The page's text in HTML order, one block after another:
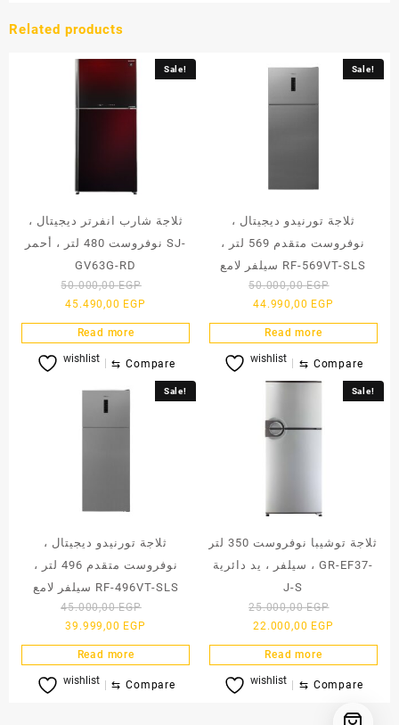
Related products
Sale!
ثلاجة شارب انفرتر ديجيتال ،
نوفروست 480 لتر ، أحمر SJ-
GV63G-RD
50.000,00EGP
was:
50.000,00 EGP.
45.490,00 EGP
price
is:
45.490,00 EGP.
Read more
wishlist ⇆ Compare
Sale!
ثلاجة تورنيدو ديجيتال ،
نوفروست متقدم 569 لتر ،
سيلفر لامع RF-569VT-SLS
50.000,00EGP
was:
50.000,00
44.990,00 EGP
price
is:
44.990,00
Read more
wishlist ⇆ Compare
Sale!
ثلاجة تورنيدو ديجيتال ،
نوفروست متقدم 496 لتر ،
سيلفر لامع RF-496VT-SLS
45.000,00EGP
was:
45.000,00 EGP.
39.999,00 EGP
price
is:
39.999,00 EGP.
Read more
wishlist ⇆ Compare
Sale!
ثلاجة توشيبا نوفروست 350 لتر
، سيلفر ، يد دائرية GR-EF37-
J-S
25.000,00EGP
was:
25.000,00
22.000,00 EGP
price
is:
22.000,00
Read more
wishlist ⇆ Compare